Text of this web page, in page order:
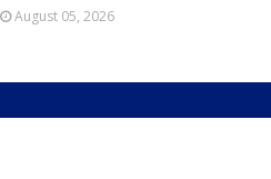
August 05, 2026